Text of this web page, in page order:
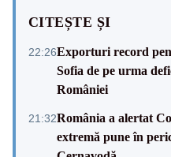
CITEȘTE ȘI
22:26Exporturi record
Sofia de pe urma
României
21:32România a alertat
extremă pune în